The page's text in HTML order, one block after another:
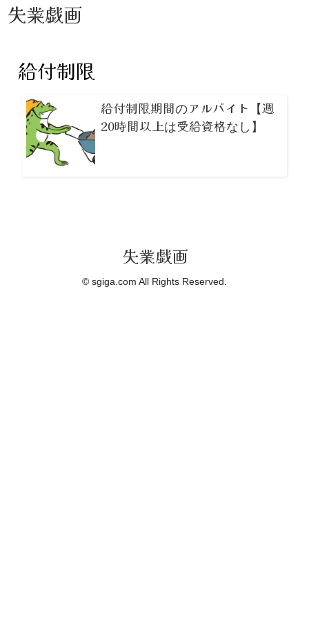
失業戯画
給付制限
給付制限期間のアルバイト【週
20時間以上は受給資格なし】
失業戯画
© sgiga.com All Rights Reserved.